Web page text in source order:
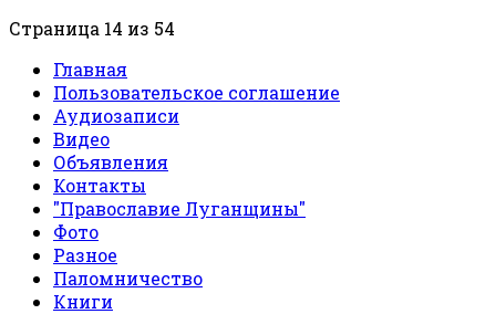
Страница 14 из 54
Главная
Пользовательское соглашение
Аудиозаписи
Видео
Объявления
Контакты
"Православие Луганщины"
Фото
Разное
Паломничество
Книги